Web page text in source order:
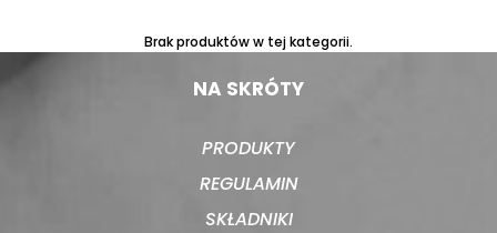
Brak produktów w tej kategorii.
NA SKRÓTY
PRODUKTY
REGULAMIN
SKŁADNIKI